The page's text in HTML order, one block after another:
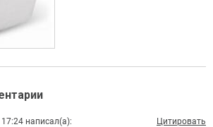
17:24 написал(а): Цитировать